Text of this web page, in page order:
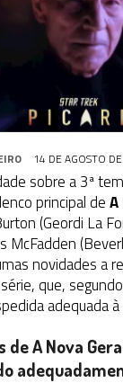
14 DE AGOSTO
sobre a 3ª
principal de
(Geordi La
McFadden
novidades a
que,
adequada
de A Nova